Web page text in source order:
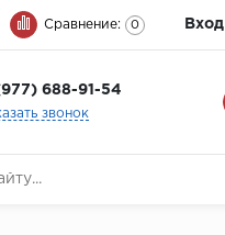
Сравнение: 0 Вход
688-91-54
звонок